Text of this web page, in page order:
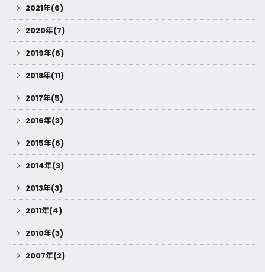
2021年(6)
2020年(7)
2019年(6)
2018年(11)
2017年(5)
2016年(3)
2015年(6)
2014年(3)
2013年(3)
2011年(4)
2010年(3)
2007年(2)